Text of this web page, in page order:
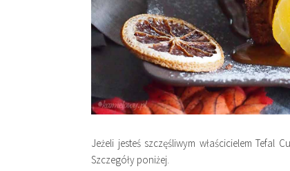
Jeżeli jesteś szczęśliwym właścicielem
Szczegóły poniżej.